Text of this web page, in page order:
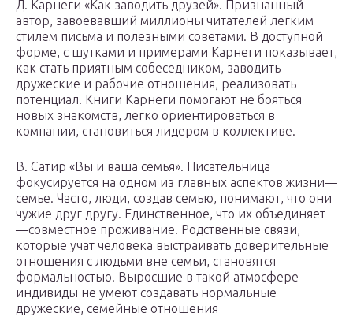
Д. Карнеги «Как заводить друзей». Признанный
автор, завоевавший миллионы читателей легким
стилем письма и полезными советами. В доступной
форме, с шутками и примерами Карнеги показывает,
как стать приятным собеседником, заводить
дружеские и рабочие отношения, реализовать
потенциал. Книги Карнеги помогают не бояться
новых знакомств, легко ориентироваться в
компании, становиться лидером в коллективе.
В. Сатир «Вы и ваша семья». Писательница
фокусируется на одном из главных аспектов жизни—
семье. Часто, люди, создав семью, понимают, что они
чужие друг другу. Единственное, что их объединяет
—совместное проживание. Родственные связи,
которые учат человека выстраивать доверительные
отношения с людьми вне семьи, становятся
формальностью. Выросшие в такой атмосфере
индивиды не умеют создавать нормальные
дружеские, семейные отношения